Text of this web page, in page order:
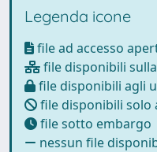
Legenda icone
file ad accesso
file disponibili
file disponibili agli
file disponibili
file sotto embargo
nessun file